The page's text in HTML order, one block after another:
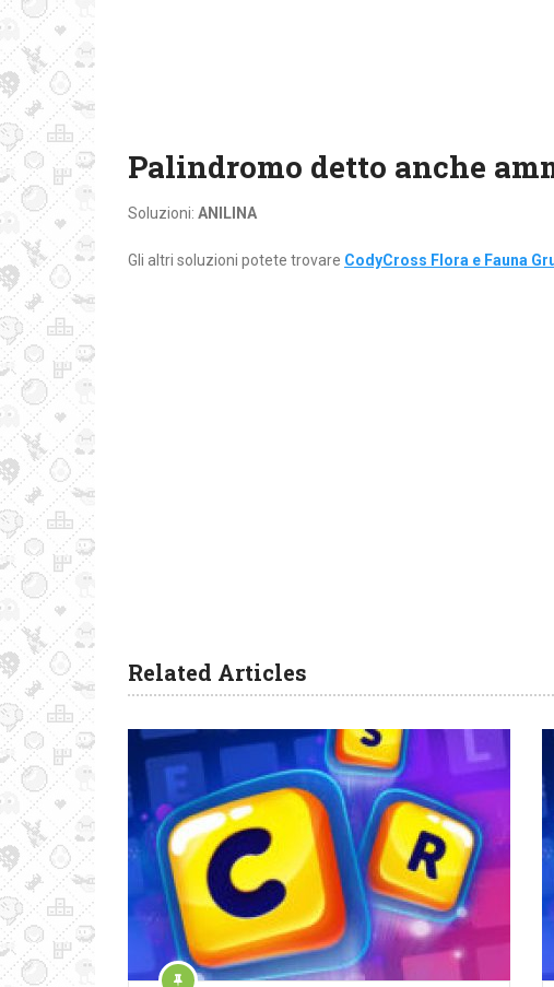
Palindromo detto anche
Soluzioni: ANILINA
Gli altri soluzioni potete trovare CodyCross Flora e Fauna
Related Articles